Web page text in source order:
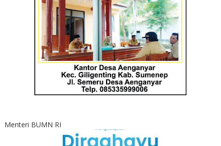
Menteri BUMN RI